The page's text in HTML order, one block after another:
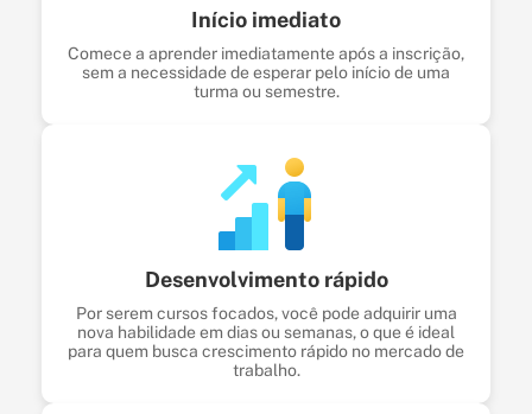
Início imediato
Comece a aprender imediatamente após a inscrição,
sem a necessidade de esperar pelo início de uma
turma ou semestre.
Desenvolvimento rápido
Por serem cursos focados, você pode adquirir uma
nova habilidade em dias ou semanas, o que é ideal
para quem busca crescimento rápido no mercado de
trabalho.